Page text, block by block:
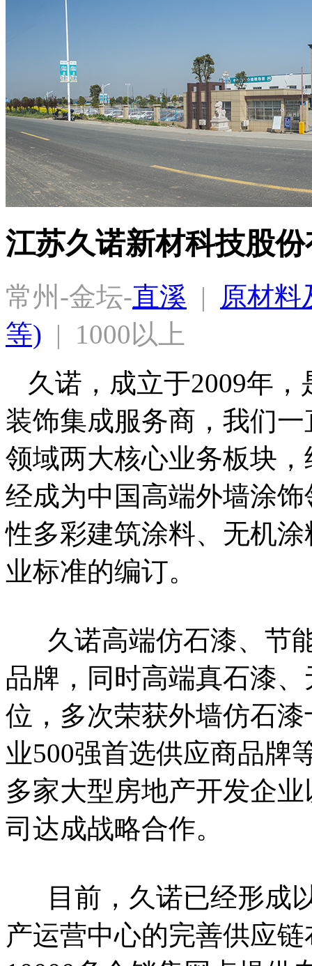
江苏久诺新材科技股
常州-金坛-直溪 | 原材料
等) |  1000以上
久诺，成立于2009年
装饰集成服务商，我们
领域两大核心业务板块
经成为中国高端外墙涂
性多彩建筑涂料、无机
业标准的编订。
久诺高端仿石漆、节
品牌，同时高端真石漆
位，多次荣获外墙仿石
业500强首选供应商品牌
多家大型房地产开发企
司达成战略合作。
目前，久诺已经形成
产运营中心的完善供应